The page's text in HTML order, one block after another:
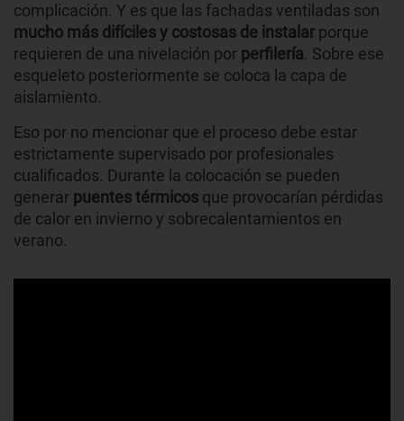
complicación. Y es que las fachadas ventiladas son
mucho más difíciles y costosas de instalar porque
requieren de una nivelación por perfilería. Sobre ese
esqueleto posteriormente se coloca la capa de
aislamiento.
Eso por no mencionar que el proceso debe estar
estrictamente supervisado por profesionales
cualificados. Durante la colocación se pueden
generar puentes térmicos que provocarían pérdidas
de calor en invierno y sobrecalentamientos en
verano.